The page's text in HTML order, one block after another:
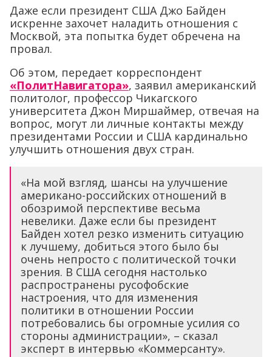
Даже если президент США Джо Байден
искренне захочет наладить отношения с
Москвой, эта попытка будет обречена на
провал.
Об этом, передает корреспондент
«ПолитНавигатора», заявил американский
политолог, профессор Чикагского
университета Джон Миршаймер, отвечая на
вопрос, могут ли личные контакты между
президентами России и США кардинально
улучшить отношения двух стран.
«На мой взгляд, шансы на улучшение
американо-российских отношений в
обозримой перспективе весьма
невелики. Даже если бы президент
Байден хотел резко изменить ситуацию
к лучшему, добиться этого было бы
очень непросто с политической точки
зрения. В США сегодня настолько
распространены русофобские
настроения, что для изменения
политики в отношении России
потребовались бы огромные усилия со
стороны администрации», – сказал
эксперт в интервью «Коммерсанту».